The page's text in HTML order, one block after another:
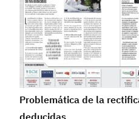
Problemática de la
deducidas